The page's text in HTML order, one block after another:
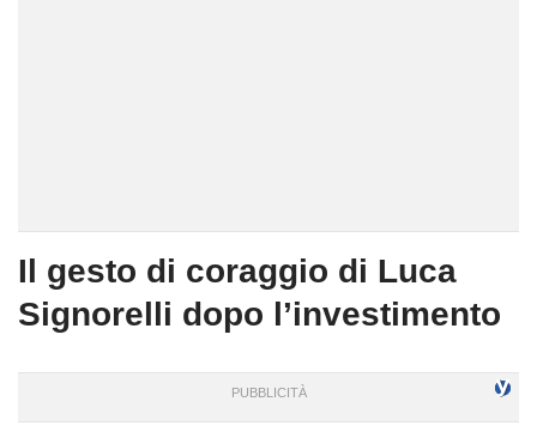
Il gesto di coraggio di Luca
Signorelli dopo l’investimento